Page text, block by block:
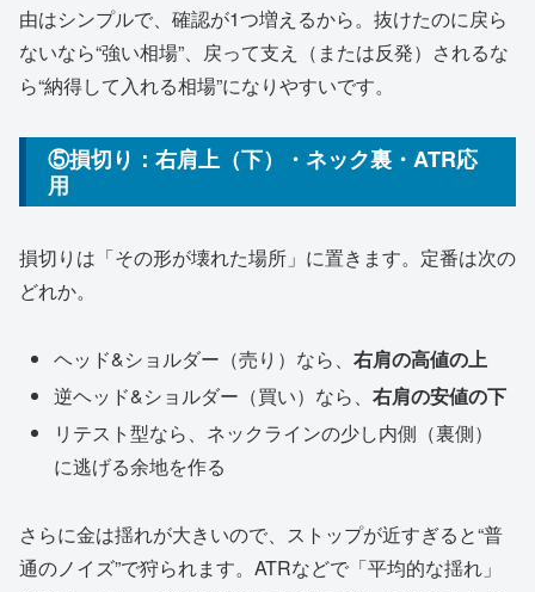
由はシンプルで、確認が1つ増えるから。抜けたのに戻ら
ないなら“強い相場”、戻って支え（または反発）されるな
ら“納得して入れる相場”になりやすいです。
⑤損切り：右肩上（下）・ネック裏・ATR応
用
損切りは「その形が壊れた場所」に置きます。定番は次の
どれか。
ヘッド&ショルダー（売り）なら、右肩の高値の上
逆ヘッド&ショルダー（買い）なら、右肩の安値の下
リテスト型なら、ネックラインの少し内側（裏側）
に逃げる余地を作る
さらに金は揺れが大きいので、ストップが近すぎると“普
通のノイズ”で狩られます。ATRなどで「平均的な揺れ」